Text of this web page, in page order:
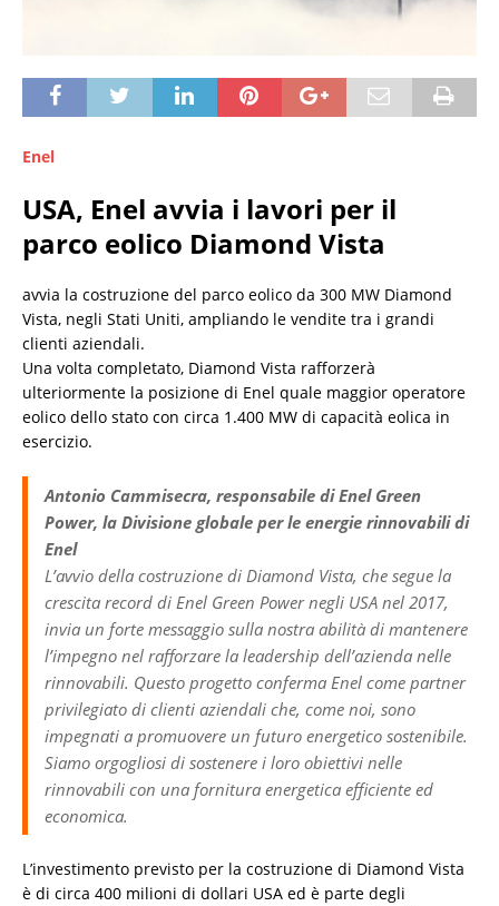
Enel
USA, Enel avvia i lavori per il
parco eolico Diamond Vista
avvia la costruzione del parco eolico da 300 MW Diamond
Vista, negli Stati Uniti, ampliando le vendite tra i grandi
clienti aziendali.
Una volta completato, Diamond Vista rafforzerà
ulteriormente la posizione di Enel quale maggior operatore
eolico dello stato con circa 1.400 MW di capacità eolica in
esercizio.
Antonio Cammisecra, responsabile di Enel Green
Power, la Divisione globale per le energie rinnovabili di
Enel
L’avvio della costruzione di Diamond Vista, che segue la
crescita record di Enel Green Power negli USA nel 2017,
invia un forte messaggio sulla nostra abilità di mantenere
l’impegno nel rafforzare la leadership dell’azienda nelle
rinnovabili. Questo progetto conferma Enel come partner
privilegiato di clienti aziendali che, come noi, sono
impegnati a promuovere un futuro energetico sostenibile.
Siamo orgogliosi di sostenere i loro obiettivi nelle
rinnovabili con una fornitura energetica efficiente ed
economica.
L’investimento previsto per la costruzione di Diamond Vista
è di circa 400 milioni di dollari USA ed è parte degli